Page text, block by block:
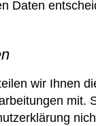
Daten
wir Ihnen
mit.